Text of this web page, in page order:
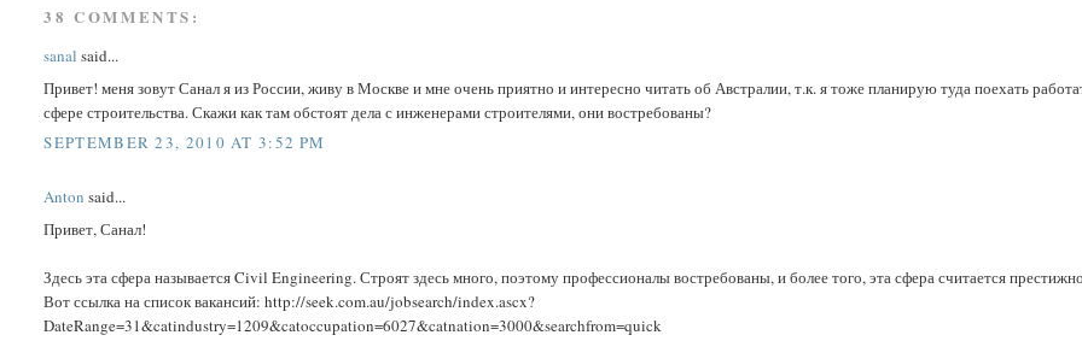
38 COMMENTS:
sanal said...
Привет! меня зовут Санал я из России, живу в Москве и мне очень приятно и интересно читать об Австралии, т.к. я тоже планирую туда поехать
сфере строительства. Скажи как там обстоят дела с инженерами строителями, они востребованы?
SEPTEMBER 23, 2010 AT 3:52 PM
Anton said...
Привет, Санал!
Здесь эта сфера называется Civil Engineering. Строят здесь много, поэтому профессионалы востребованы, и более того, эта сфера считается
Вот ссылка на список вакансий: http://seek.com.au/jobsearch/index.ascx?
DateRange=31&catindustry=1209&catoccupation=6027&catnation=3000&searchfrom=quick